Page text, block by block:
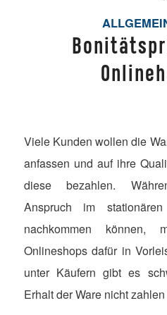
Viele Kunden wollen die
anfassen und auf ihre
diese bezahlen.
Anspruch im stationären
nachkommen können,
Onlineshops dafür in
unter Käufern gibt es
Erhalt der Ware nicht